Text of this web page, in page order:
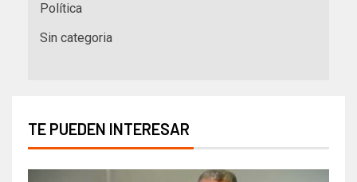
Política
Sin categoria
TE PUEDEN INTERESAR